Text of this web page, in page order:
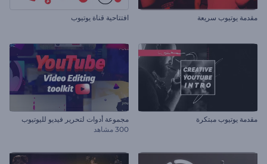
مقدمة يوتيوب سريعة افتتاحية قناة يوتيوب
مقدمة يوتيوب مبتكرة
مجموعة أدوات لتحرير فيديو لليوتيوب
300 مشاهد